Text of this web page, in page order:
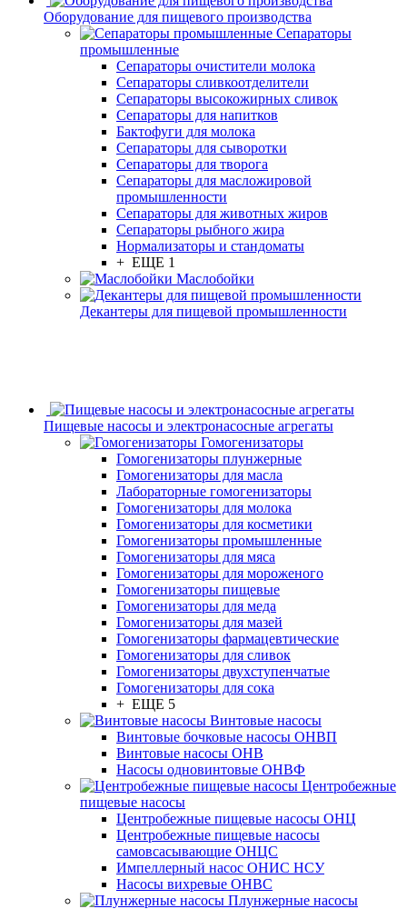
Оборудование для пищевого производства
Сепараторы
промышленные
Сепараторы очистители молока
Сепараторы сливкоотделители
Сепараторы высокожирных сливок
Сепараторы для напитков
Бактофуги для молока
Сепараторы для сыворотки
Сепараторы для творога
Сепараторы для масложировой
промышленности
Сепараторы для животных жиров
Сепараторы рыбного жира
Нормализаторы и стандоматы
+ ЕЩЕ 1
Маслобойки
Декантеры для пищевой промышленности
Пищевые насосы и электронасосные агрегаты
Гомогенизаторы
Гомогенизаторы плунжерные
Гомогенизаторы для масла
Лабораторные гомогенизаторы
Гомогенизаторы для молока
Гомогенизаторы для косметики
Гомогенизаторы промышленные
Гомогенизаторы для мяса
Гомогенизаторы для мороженого
Гомогенизаторы пищевые
Гомогенизаторы для меда
Гомогенизаторы для мазей
Гомогенизаторы фармацевтические
Гомогенизаторы для сливок
Гомогенизаторы двухступенчатые
Гомогенизаторы для сока
+ ЕЩЕ 5
Винтовые насосы
Винтовые бочковые насосы ОНВП
Винтовые насосы ОНВ
Насосы одновинтовые ОНВФ
Центробежные
пищевые насосы
Центробежные пищевые насосы ОНЦ
Центробежные пищевые насосы
самовсасывающие ОНЦС
Импеллерный насос ОНИС НСУ
Насосы вихревые ОНВС
Плунжерные насосы